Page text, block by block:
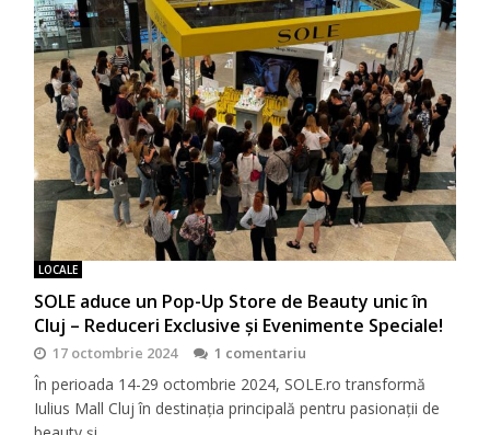
LOCALE
SOLE aduce un Pop-Up Store de Beauty unic în
Cluj – Reduceri Exclusive și Evenimente Speciale!
17 octombrie 2024 1 comentariu
În perioada 14-29 octombrie 2024, SOLE.ro transformă
Iulius Mall Cluj în destinația principală pentru pasionații de